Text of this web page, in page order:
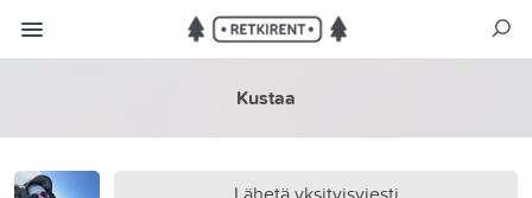
Kustaa
Lähetä yksityisviesti